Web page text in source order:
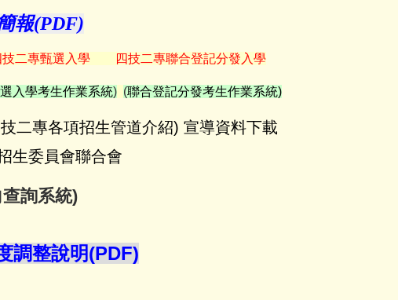
報(PDF)
技二專甄選入學 四技二專聯合登記分發入學
入學考生作業系統) (聯合登記分發考生作業系統)
二專各項招生管道介紹) 宣導資料下載
生委員會聯合會
詢系統)
調整說明(PDF)